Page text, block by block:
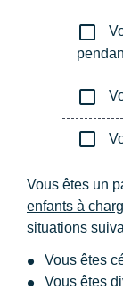
check_box_outline_blank
check_box_outline_blank
check_box_outline_blank
Vous êtes un
enfants à
situations
Vous êtes
Vous êtes